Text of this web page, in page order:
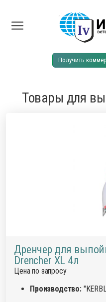
Получить
Товары для
Дренчер для
Drencher XL 4л
Цена по запросу
Производство: